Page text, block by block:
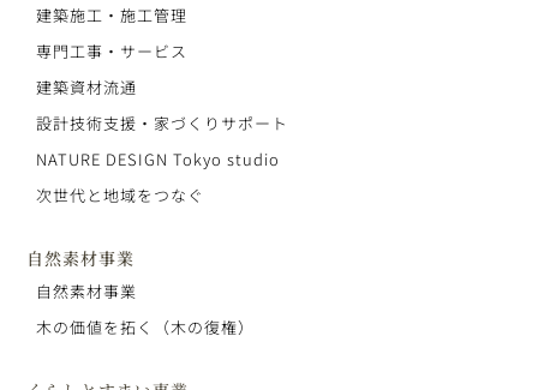
建築施工・施工管理
専門工事・サービス
建築資材流通
設計技術支援・家づくりサポート
NATURE DESIGN Tokyo studio
次世代と地域をつなぐ
自然素材事業
自然素材事業
木の価値を拓く（木の復権）